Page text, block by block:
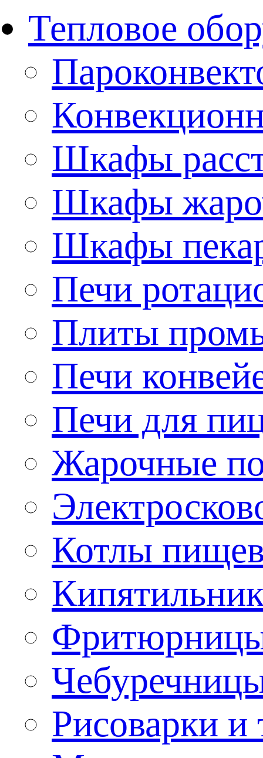
Тепловое
Шкафы
Шкафы
Шкафы
Печи
Плиты
Печи
Печи для
Жарочные
Котлы
Рисоварки и